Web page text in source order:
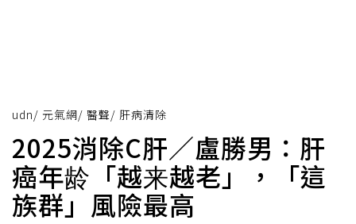
udn/ 元氣網/ 醫聲/ 肝病清除
2025消除C肝／盧勝男：肝
癌年龄「越来越老」，「這
族群」風險最高